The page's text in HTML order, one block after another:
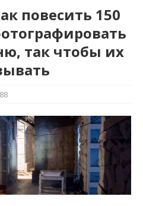
повесить 150
так чтобы их